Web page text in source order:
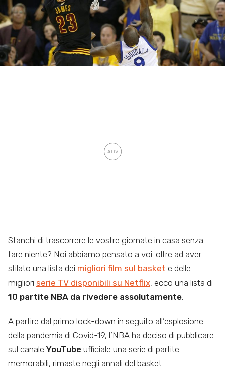
Stanchi di trascorrere le vostre giornate in casa senza
fare niente? Noi abbiamo pensato a voi: oltre ad aver
stilato una lista dei migliori film sul basket e delle
migliori serie TV disponibili su Netflix, ecco una lista di
10 partite NBA da rivedere assolutamente.
A partire dal primo lock-down in seguito all’esplosione
della pandemia di Covid-19, l’NBA ha deciso di pubblicare
sul canale YouTube ufficiale una serie di partite
memorabili, rimaste negli annali del basket.